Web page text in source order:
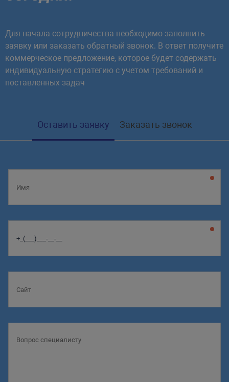
Для начала сотрудничества необходимо заполнить
заявку или заказать обратный звонок. В ответ получите
коммерческое предложение, которое будет содержать
индивидуальную стратегию с учетом требований и
поставленных задач
Оставить заявку Заказать звонок